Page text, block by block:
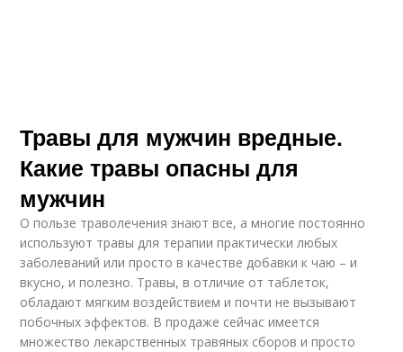
Травы для мужчин вредные.
Какие травы опасны для
мужчин
О пользе траволечения знают все, а многие постоянно
используют травы для терапии практически любых
заболеваний или просто в качестве добавки к чаю – и
вкусно, и полезно. Травы, в отличие от таблеток,
обладают мягким воздействием и почти не вызывают
побочных эффектов. В продаже сейчас имеется
множество лекарственных травяных сборов и просто